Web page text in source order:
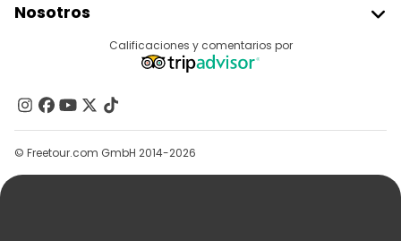
Acceder Como Proveedor
Programa De Afiliados
Nosotros
Contacto
Grupos
Ayuda
Calificaciones y comentarios por
© Freetour.com GmbH 2014-2026